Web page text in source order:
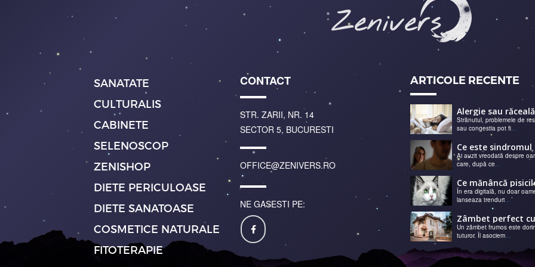
SANATATE
CULTURALIS
CABINETE
SELENOSCOP
ZENISHOP
DIETE PERICULOASE
DIETE SANATOASE
COSMETICE NATURALE
FITOTERAPIE
CONTACT
STR. ZARII, NR. 14
SECTOR 5, BUCURESTI
OFFICE@ZENIVERS.RO
NE GASESTI PE:
ARTICOLE RECENTE
Strănutul, problemele de
sau congestia pot fi...
Ai auzit vreodată despre
care, după ce...
În era digitală, nu doar
lanseaza trenduri...
Un zâmbet frumos este
tuturor. Îl asociem...